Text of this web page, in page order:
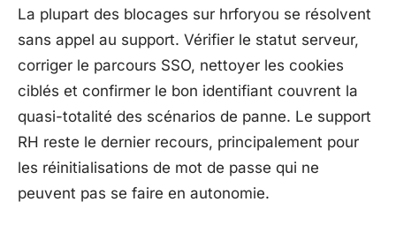
La plupart des blocages sur hrforyou se résolvent
sans appel au support. Vérifier le statut serveur,
corriger le parcours SSO, nettoyer les cookies
ciblés et confirmer le bon identifiant couvrent la
quasi-totalité des scénarios de panne. Le support
RH reste le dernier recours, principalement pour
les réinitialisations de mot de passe qui ne
peuvent pas se faire en autonomie.